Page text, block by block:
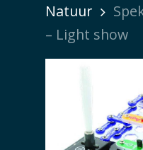
Natuur
– Light show